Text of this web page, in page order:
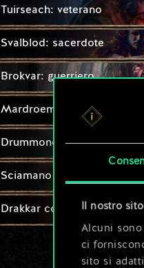
Il nostro
Alcuni
ci
sito si
Tuirseach: veterano
Svalblod: sacerdote
Brokvar: guerriero
Mardroeme
Drummond: berserker
Sciamano
Drakkar corazzato